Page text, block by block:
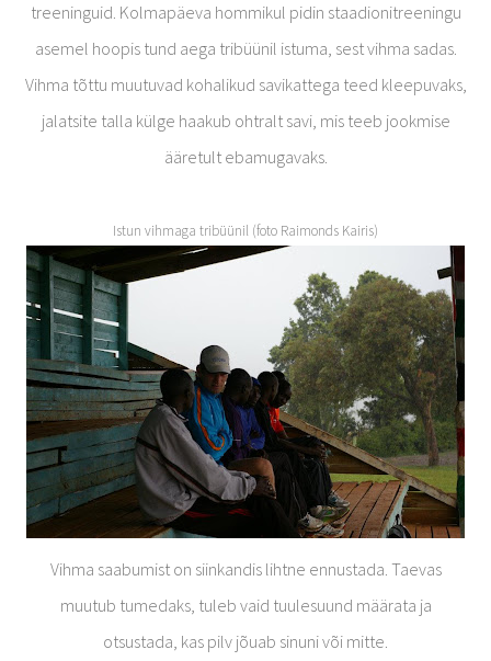
treeninguid. Kolmapäeva hommikul pidin staadionitreeningu
asemel hoopis tund aega tribüünil istuma, sest vihma sadas.
Vihma tõttu muutuvad kohalikud savikattega teed kleepuvaks,
jalatsite talla külge haakub ohtralt savi, mis teeb jookmise
ääretult ebamugavaks.
Istun vihmaga tribüünil (foto Raimonds Kairis)
Vihma saabumist on siinkandis lihtne ennustada. Taevas
muutub tumedaks, tuleb vaid tuulesuund määrata ja
otsustada, kas pilv jõuab sinuni või mitte.